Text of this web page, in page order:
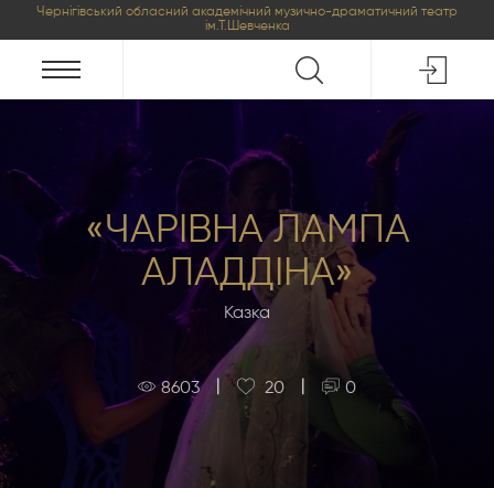
Чернігівський обласний академічний музично-драматичний театр
ім.Т.Шевченка
«ЧАРІВНА ЛАМПА
АЛАДДІНА»
Казка
8603 20 0